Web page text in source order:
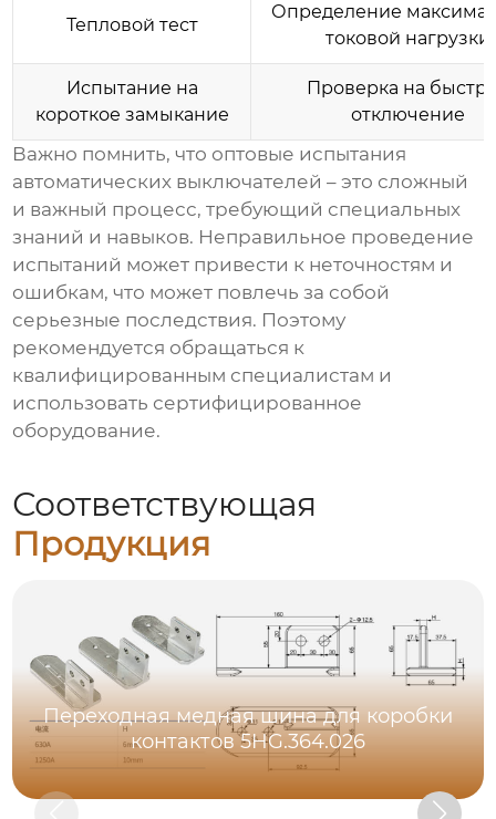
Тепловой тест
Определение
токовой нагрузки
Испытание на
короткое замыкание
Проверка на
отключение
Важно помнить, что оптовые испытания
автоматических выключателей – это сложный
и важный процесс, требующий специальных
знаний и навыков. Неправильное проведение
испытаний может привести к неточностям и
ошибкам, что может повлечь за собой
серьезные последствия. Поэтому
рекомендуется обращаться к
квалифицированным специалистам и
использовать сертифицированное
оборудование.
Соответствующая
Продукция
Переходная медная шина для коробки
контактов 5HG.364.026